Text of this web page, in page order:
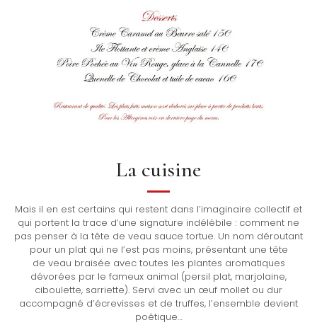
La cuisine
Mais il en est certains qui restent dans l’imaginaire collectif et
qui portent la trace d’une signature indélébile : comment ne
pas penser à la tête de veau sauce tortue. Un nom déroutant
pour un plat qui ne l’est pas moins, présentant une tête
de veau braisée avec toutes les plantes aromatiques
dévorées par le fameux animal (persil plat, marjolaine,
ciboulette, sarriette). Servi avec un œuf mollet ou dur
accompagné d’écrevisses et de truffes, l’ensemble devient
poétique…